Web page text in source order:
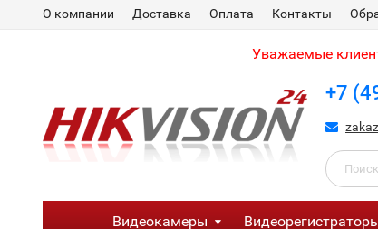
О компании Доставка Оплата Контакты
Уважаемые
+7
Видеокамеры